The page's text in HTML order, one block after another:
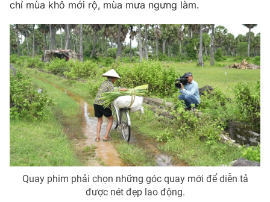
Chuyên mục khác
Emagazine Podcast
Photo Infographic
Video Shorts video
VTV Money VTV Thể thao
Bất động sản
chỉ mùa khô mới rộ, mùa mưa ngưng làm.
Quay phim phải chọn những góc quay mới để diễn tả
được nét đẹp lao động.